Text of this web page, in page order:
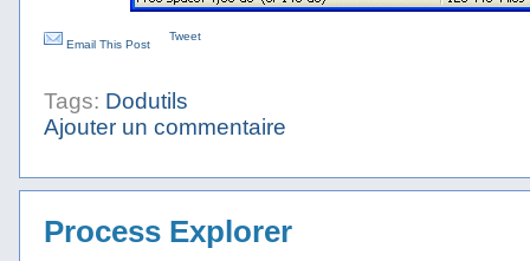
Email This Post
Tweet
Tags: Dodutils
Ajouter un commentaire
Process Explorer